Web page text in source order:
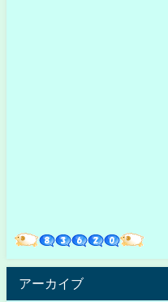
アーカイブ